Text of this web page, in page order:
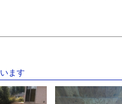
ます